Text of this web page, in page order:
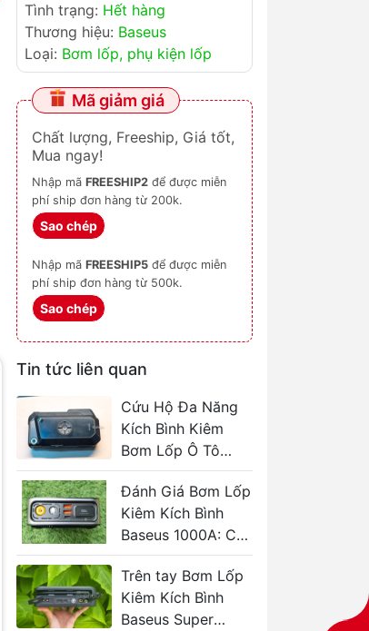
Tình trạng: Hết hàng
Thương hiệu: Baseus
Loại: Bơm lốp, phụ kiện lốp
Mã giảm giá
Chất lượng, Freeship, Giá tốt,
Mua ngay!
Nhập mã FREESHIP2
phí ship đơn hàng từ 200k.
Sao chép
Nhập mã FREESHIP5
phí ship đơn hàng từ 500k.
Sao chép
Tin tức liên quan
Cứu Hộ Đa Năng
Kích Bình Kiêm
Bơm Lốp Ô Tô
USAMS ZB287
Đánh Giá Bơm Lốp
Kiêm Kích Bình
Baseus 1000A: Có
Tốt Không?
Trên tay Bơm Lốp
Kiêm Kích Bình
Baseus Super